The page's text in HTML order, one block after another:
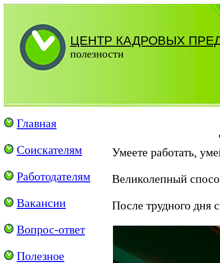
ЦЕНТР КАДРОВЫХ
полезности
Главная
Соискателям
Работодателям
Вакансии
Вопрос-ответ
Полезное
Умеете работать,
Великолепный
После трудного дня